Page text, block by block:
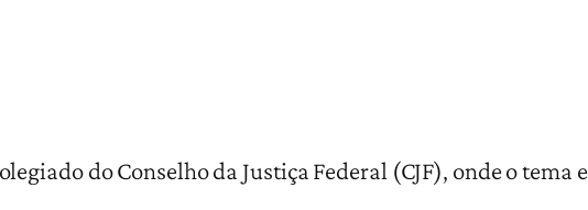
do Conselho da Justiça Federal (CJF), onde o tema